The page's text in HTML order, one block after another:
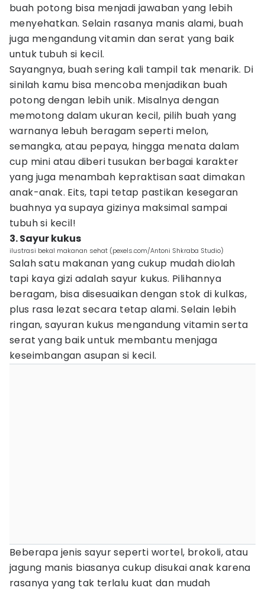
buah potong bisa menjadi jawaban yang lebih
menyehatkan. Selain rasanya manis alami, buah
juga mengandung vitamin dan serat yang baik
untuk tubuh si kecil.
Sayangnya, buah sering kali tampil tak menarik. Di
sinilah kamu bisa mencoba menjadikan buah
potong dengan lebih unik. Misalnya dengan
memotong dalam ukuran kecil, pilih buah yang
warnanya lebuh beragam seperti melon,
semangka, atau pepaya, hingga menata dalam
cup mini atau diberi tusukan berbagai karakter
yang juga menambah kepraktisan saat dimakan
anak-anak. Eits, tapi tetap pastikan kesegaran
buahnya ya supaya gizinya maksimal sampai
tubuh si kecil!
3. Sayur kukus
ilustrasi bekal makanan sehat (pexels.com/Antoni Shkraba Studio)
Salah satu makanan yang cukup mudah diolah
tapi kaya gizi adalah sayur kukus. Pilihannya
beragam, bisa disesuaikan dengan stok di kulkas,
plus rasa lezat secara tetap alami. Selain lebih
ringan, sayuran kukus mengandung vitamin serta
serat yang baik untuk membantu menjaga
keseimbangan asupan si kecil.
Beberapa jenis sayur seperti wortel, brokoli, atau
jagung manis biasanya cukup disukai anak karena
rasanya yang tak terlalu kuat dan mudah